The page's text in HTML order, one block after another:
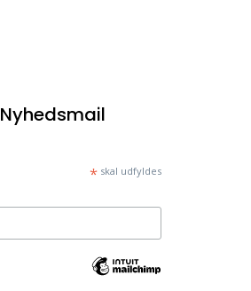
Nyhedsmail
*skal udfyldes